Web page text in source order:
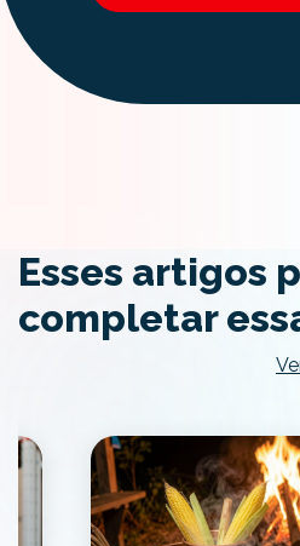
Esses artigos
completar